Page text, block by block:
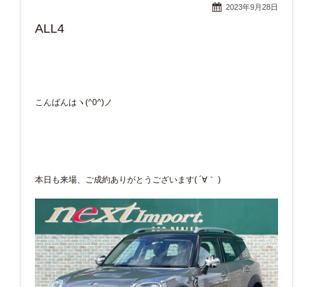
2023年9月28日
ALL4
こんばんはヽ(^0^)ノ
本日も来場、ご成約ありがとうございます( ´∀｀ )